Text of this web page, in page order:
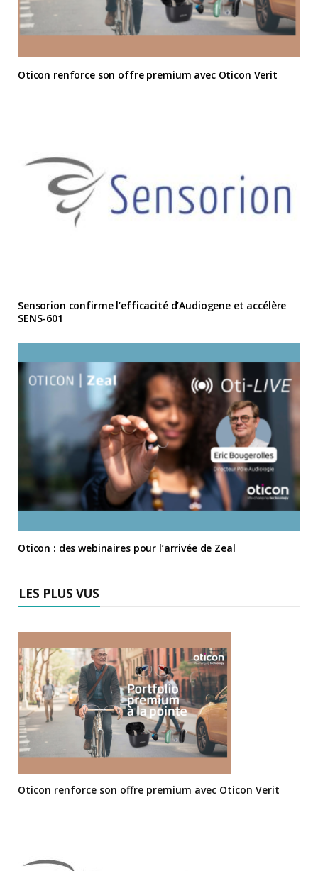
Oticon renforce son offre premium avec Oticon Verit
Sensorion confirme l’efficacité d’Audiogene et accélère
SENS-601
Oticon : des webinaires pour l’arrivée de Zeal
LES PLUS VUS
Oticon renforce son offre premium avec Oticon Verit